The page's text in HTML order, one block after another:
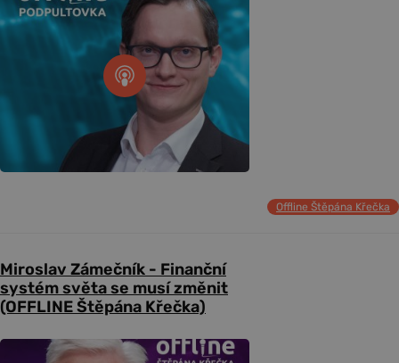
Offline Štěpána Křečka
Miroslav Zámečník - Finanční
systém světa se musí změnit
(OFFLINE Štěpána Křečka)